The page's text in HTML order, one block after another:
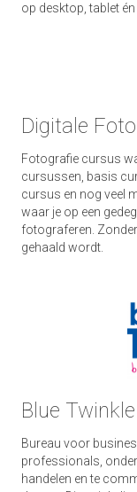
op desktop, tablet
Digitale
Fotografie cursus
cursussen, basis
cursus en nog veel
waar je op een
fotograferen.
gehaald wordt.
Blue Twinkle
Bureau voor
professionals,
handelen en te